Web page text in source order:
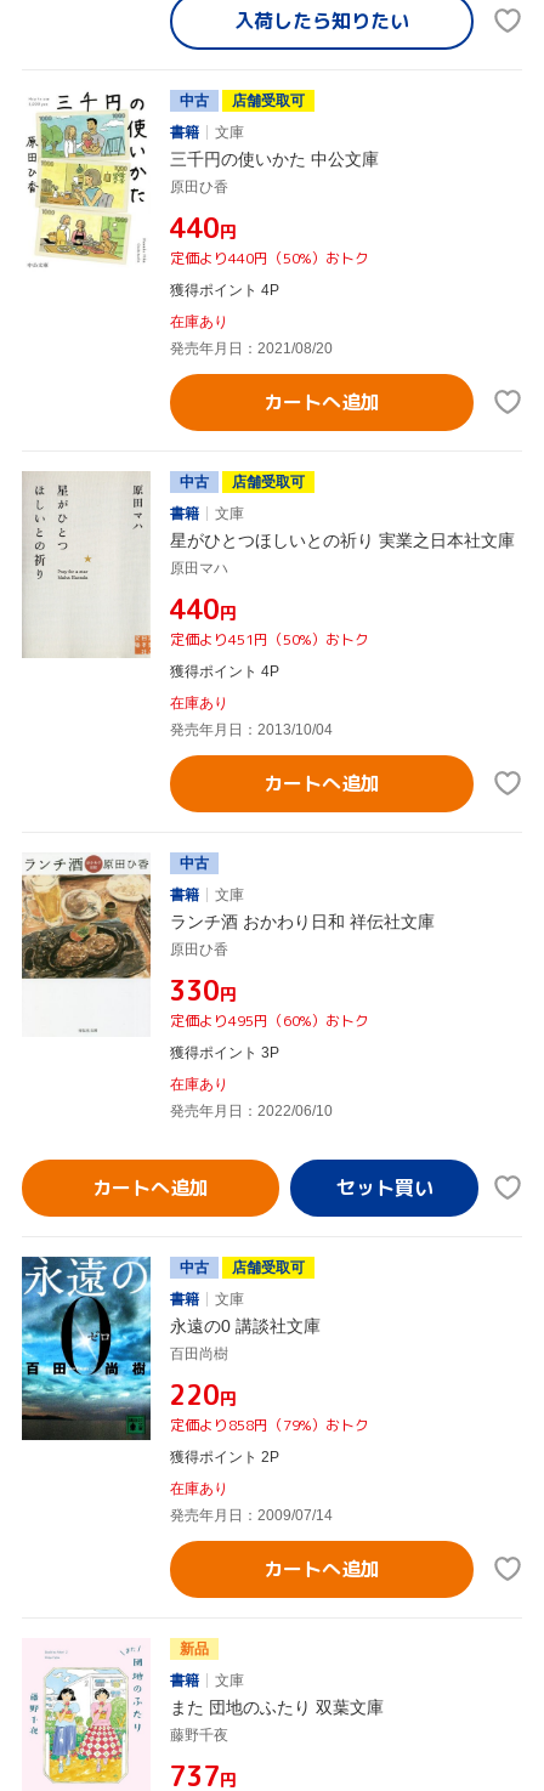
入荷したら知りたい
中古
店舗受取可
書籍
文庫
三千円の使いかた 中公文庫
原田ひ香
¥440円
定価より440円（50%）おトク
獲得ポイント 4P
在庫あり
発売年月日：2021/08/20
カートへ追加
中古
店舗受取可
書籍
文庫
星がひとつほしいとの祈り 実業之日本社文庫
原田マハ
¥440円
定価より451円（50%）おトク
獲得ポイント 4P
在庫あり
発売年月日：2013/10/04
カートへ追加
中古
書籍
文庫
ランチ酒 おかわり日和 祥伝社文庫
原田ひ香
¥330円
定価より495円（60%）おトク
獲得ポイント 3P
在庫あり
発売年月日：2022/06/10
カートへ追加
中古
店舗受取可
書籍
文庫
永遠の0 講談社文庫
百田尚樹
¥220円
定価より858円（79%）おトク
獲得ポイント 2P
在庫あり
発売年月日：2009/07/14
カートへ追加
新品
書籍
文庫
また 団地のふたり 双葉文庫
藤野千夜
¥737円